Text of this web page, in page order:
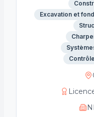
Excavation et